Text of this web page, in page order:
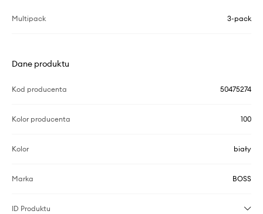
Multipack 3-pack
Dane produktu
Kod producenta 50475274
Kolor producenta 100
Kolor biały
Marka BOSS
ID Produktu